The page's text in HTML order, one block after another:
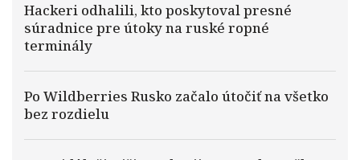
Hackeri odhalili, kto poskytoval presné
súradnice pre útoky na ruské ropné
terminály
Po Wildberries Rusko začalo útočiť na všetko
bez rozdielu